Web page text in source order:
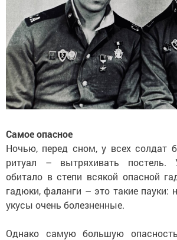
Самое опасное
Ночью, перед сном, у всех солдат
ритуал – вытряхивать
обитало в степи всякой опасной
гадюки, фаланги – это такие пауки:
укусы очень болезненные.
Однако самую большую